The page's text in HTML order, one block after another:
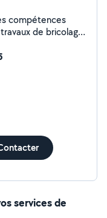
compétences
de bricolage
services de